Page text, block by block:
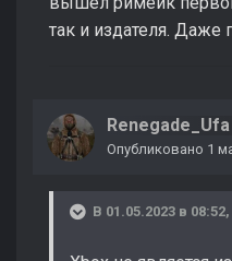
так и издателя.
Renegade_Ufa
Опубликовано 1
В 01.05.2023 в 08:52,